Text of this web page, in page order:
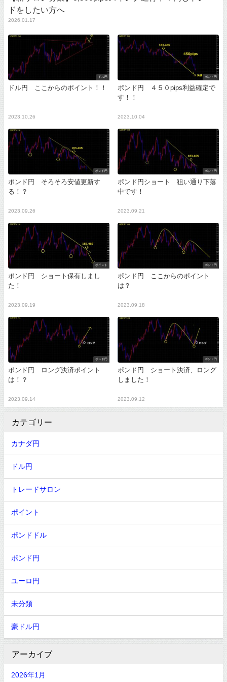
ドをしたい方へ
2026.01.17
ドル円
ドル円 ここからのポイント！！
2023.10.26
ポンド円
ポンド円 ４５０pips利益確定で
す！！
2023.10.04
ポンド円
ポンド円 そろそろ安値更新す
る！？
2023.09.26
ポンド円
ポンド円ショート 狙い通り下落
中です！
2023.09.21
ポイント
ポンド円 ショート保有しまし
た！
2023.09.19
ポンド円
ポンド円 ここからのポイント
は？
2023.09.18
ポンド円
ポンド円 ロング決済ポイント
は！？
2023.09.14
ポンド円
ポンド円 ショート決済、ロング
しました！
2023.09.12
カテゴリー
カナダ円
ドル円
トレードサロン
ポイント
ポンドドル
ポンド円
ユーロ円
未分類
豪ドル円
アーカイブ
2026年1月